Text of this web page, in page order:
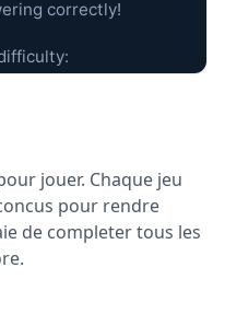
jouer. Chaque jeu
pour rendre
de completer tous les